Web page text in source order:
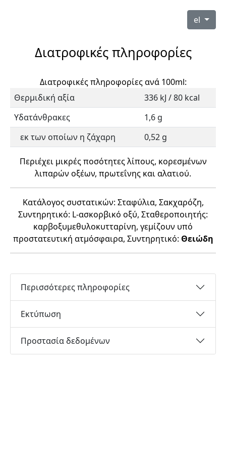
el
Διατροφικές πληροφορίες
Διατροφικές πληροφορίες ανά 100ml:
Θερμιδική αξία
336 kJ / 80 kcal
Υδατάνθρακες
1,6 g
εκ των οποίων η ζάχαρη
0,52 g
Περιέχει μικρές ποσότητες λίπους, κορεσμένων
λιπαρών οξέων, πρωτεΐνης και αλατιού.
Κατάλογος συστατικών: Σταφύλια, Σακχαρόζη,
Συντηρητικό: L-ασκορβικό οξύ, Σταθεροποιητής:
καρβοξυμεθυλοκυτταρίνη, γεμίζουν υπό
προστατευτική ατμόσφαιρα, Συντηρητικό: Θειώδη
Περισσότερες πληροφορίες
Εκτύπωση
Προστασία δεδομένων